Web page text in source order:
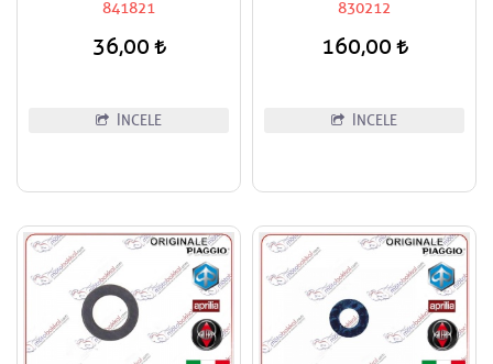
841821
36,00
İNCELE
830212
160,00
İNCELE